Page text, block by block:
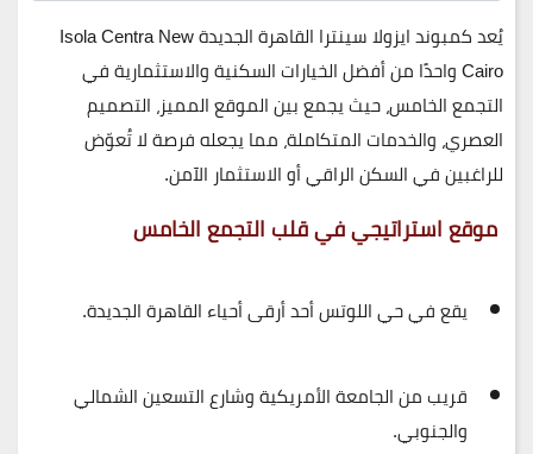
يُعد
كمبوند ايزولا سينترا القاهرة الجديدة Isola Centra New
Cairoواحدًا من أفضل الخيارات السكنية والاستثمارية في
التجمع الخامس، حيث يجمع بين الموقع المميز، التصميم
العصري، والخدمات المتكاملة، مما يجعله فرصة لا تُعوّض
للراغبين في السكن الراقي أو الاستثمار الآمن.
موقع استراتيجي في قلب التجمع الخامس
يقع فيحي اللوتسأحد أرقى أحياء القاهرة الجديدة.
قريب منالجامعة الأمريكيةوشارع التسعين الشمالي
والجنوبي.